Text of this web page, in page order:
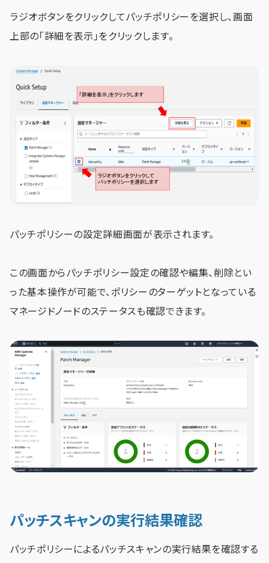
ラジオボタンをクリックしてパッチポリシーを選択し、画面
上部の「詳細を表示」をクリックします。
パッチポリシーの設定詳細画面が表示されます。
この画面からパッチポリシー設定の確認や編集、削除とい
った基本操作が可能で、ポリシーのターゲットとなっている
マネージドノードのステータスも確認できます。
パッチスキャンの実行結果確認
パッチポリシーによるパッチスキャンの実行結果を確認する